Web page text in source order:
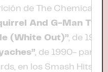
de The Chemical
And G-Man
(White Out)”, de 1987,
, de 1990- para
en los Smash Hits